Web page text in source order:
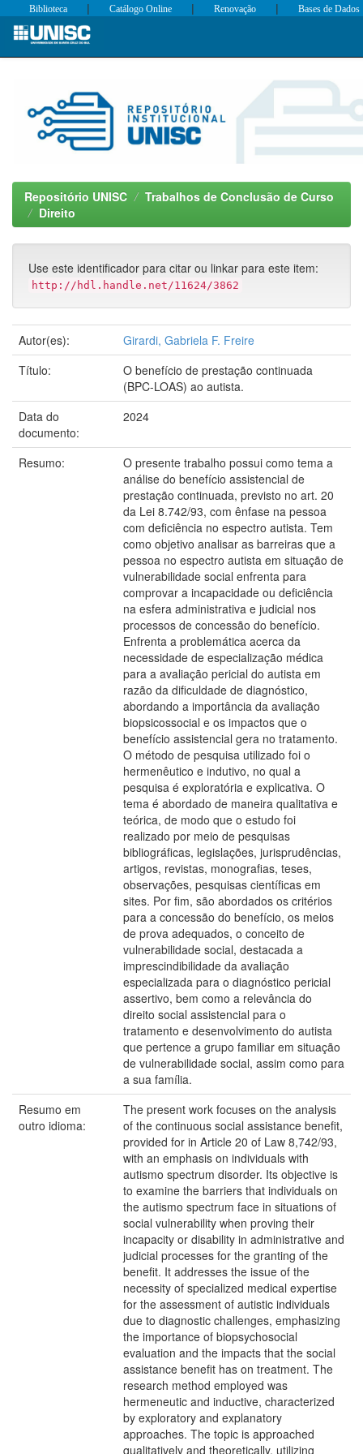
Skip
Biblioteca | Catálogo Online | Renovação | Bases de Dados
Repositório UNISC
Trabalhos de Conclusão de Curso
Direito
Use este identificador para citar ou linkar para este item:
http://hdl.handle.net/11624/3862
Autor(es):
Girardi, Gabriela F. Freire
Título:
O benefício de prestação continuada
(BPC-LOAS) ao autista.
Data do
documento:
2024
Resumo:
O presente trabalho possui como tema a
análise do benefício assistencial de
prestação continuada, previsto no art. 20
da Lei 8.742/93, com ênfase na pessoa
com deficiência no espectro autista. Tem
como objetivo analisar as barreiras que a
pessoa no espectro autista em situação de
vulnerabilidade social enfrenta para
comprovar a incapacidade ou deficiência
na esfera administrativa e judicial nos
processos de concessão do benefício.
Enfrenta a problemática acerca da
necessidade de especialização médica
para a avaliação pericial do autista em
razão da dificuldade de diagnóstico,
abordando a importância da avaliação
biopsicossocial e os impactos que o
benefício assistencial gera no tratamento.
O método de pesquisa utilizado foi o
hermenêutico e indutivo, no qual a
pesquisa é exploratória e explicativa. O
tema é abordado de maneira qualitativa e
teórica, de modo que o estudo foi
realizado por meio de pesquisas
bibliográficas, legislações, jurisprudências,
artigos, revistas, monografias, teses,
observações, pesquisas científicas em
sites. Por fim, são abordados os critérios
para a concessão do benefício, os meios
de prova adequados, o conceito de
vulnerabilidade social, destacada a
imprescindibilidade da avaliação
especializada para o diagnóstico pericial
assertivo, bem como a relevância do
direito social assistencial para o
tratamento e desenvolvimento do autista
que pertence a grupo familiar em situação
de vulnerabilidade social, assim como para
a sua família.
Resumo em
outro idioma:
The present work focuses on the analysis
of the continuous social assistance benefit,
provided for in Article 20 of Law 8,742/93,
with an emphasis on individuals with
autismo spectrum disorder. Its objective is
to examine the barriers that individuals on
the autismo spectrum face in situations of
social vulnerability when proving their
incapacity or disability in administrative and
judicial processes for the granting of the
benefit. It addresses the issue of the
necessity of specialized medical expertise
for the assessment of autistic individuals
due to diagnostic challenges, emphasizing
the importance of biopsychosocial
evaluation and the impacts that the social
assistance benefit has on treatment. The
research method employed was
hermeneutic and inductive, characterized
by exploratory and explanatory
approaches. The topic is approached
qualitatively and theoretically, utilizing